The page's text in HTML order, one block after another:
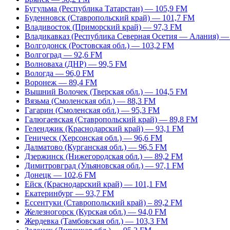
Бугульма (Республика Татарстан) — 105,9 FM
Буденновск (Ставропольский край) — 101,7 FM
Владивосток (Приморский край) — 97,3 FM
Владикавказ (Республика Северная Осетия — Алания)
Волгодонск (Ростовская обл.) — 103,2 FM
Волгоград — 92,6 FM
Волноваха (ДНР) — 99,5 FM
Вологда — 96,0 FM
Воронеж — 89,4 FM
Вышний Волочек (Тверская обл.) — 104,5 FM
Вязьма (Смоленская обл.) — 88,3 FM
Гагарин (Смоленская обл.) — 95,3 FM
Галюгаевская (Ставропольский край) — 89,8 FM
Геленджик (Краснодарский край) — 93,1 FM
Геническ (Херсонская обл.) — 96,6 FM
Далматово (Курганская обл.) — 96,5 FM
Дзержинск (Нижегородская обл.) — 89,2 FM
Димитровград (Ульяновская обл.) — 97,1 FM
Донецк — 102,6 FM
Ейск (Краснодарский край) — 101,1 FM
Екатеринбург — 93,7 FM
Ессентуки (Ставропольский край) – 89,2 FM
Железногорск (Курская обл.) — 94,0 FM
Жердевка (Тамбовская обл.) — 103,3 FM